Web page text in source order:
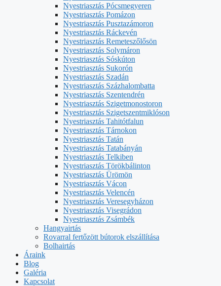
Nyestriasztás Pócsmegyeren
Nyestriasztás Pomázon
Nyestriasztás Pusztazámoron
Nyestriasztás Ráckevén
Nyestriasztás Remeteszőlősön
Nyestriasztás Solymáron
Nyestriasztás Sóskúton
Nyestriasztás Sukorón
Nyestriasztás Szadán
Nyestriasztás Százhalombatta
Nyestriasztás Szentendrén
Nyestriasztás Szigetmonostoron
Nyestriasztás Szigetszentmiklóson
Nyestriasztás Tahitótfalun
Nyestriasztás Tárnokon
Nyestriasztás Tatán
Nyestriasztás Tatabányán
Nyestriasztás Telkiben
Nyestriasztás Törökbálinton
Nyestriasztás Ürömön
Nyestriasztás Vácon
Nyestriasztás Velencén
Nyestriasztás Veresegyházon
Nyestriasztás Visegrádon
Nyestriasztás Zsámbék
Hangyairtás
Rovarral fertőzött bútorok elszállítása
Bolhairtás
Áraink
Blog
Galéria
Kapcsolat